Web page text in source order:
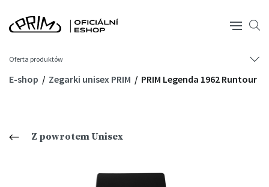
Oferta produktów
E-shop Zegarki unisex PRIM PRIM Legenda 1962 Runtour
Z powrotem Unisex